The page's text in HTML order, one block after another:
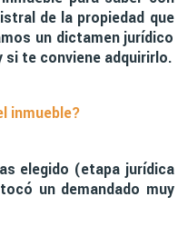
de la propiedad que
un dictamen jurídico
si te conviene adquirirlo.
inmueble?
elegido (etapa jurídica
un demandado muy